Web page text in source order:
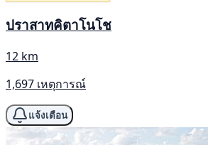
ปราสาทคิตาโนโช
12 km
1,697 เหตุการณ์
แจ้งเตือน